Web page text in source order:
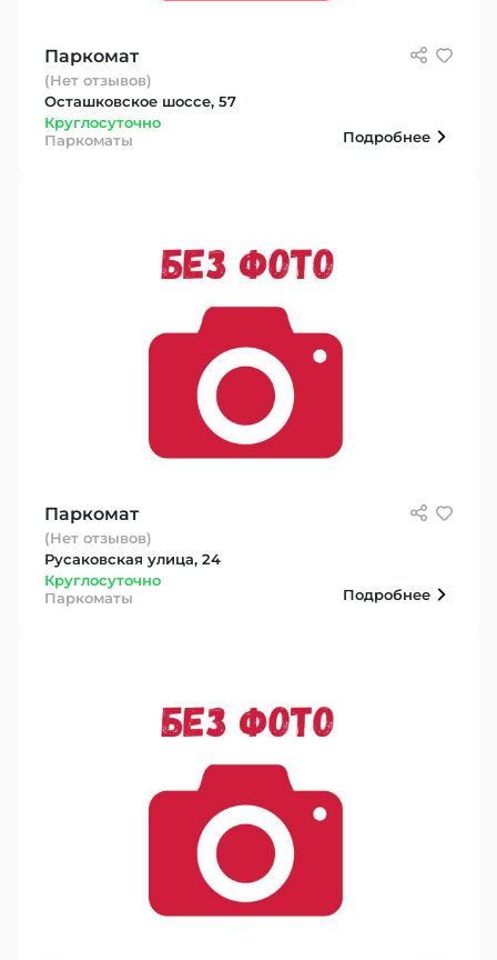
Паркомат
(Нет отзывов)
Осташковское шоссе, 57
Круглосуточно
Паркоматы
Подробнее
Паркомат
(Нет отзывов)
Русаковская улица, 24
Круглосуточно
Паркоматы
Подробнее